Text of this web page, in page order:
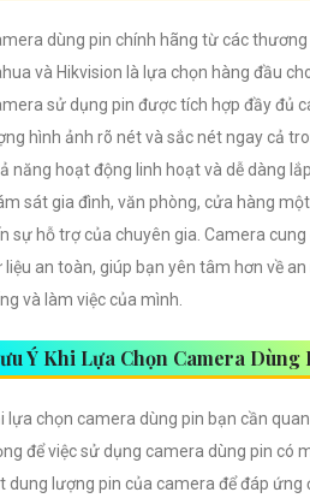
dùng pin chính hãng từ các
và Hikvision là lựa chọn hàng đầu
sử dụng pin được tích hợp đầy đủ
hình ảnh rõ nét và sắc nét ngay cả
năng hoạt động linh hoạt và dễ dàng
sát gia đình, văn phòng, cửa hàng
sự hỗ trợ của chuyên gia. Camera
liệu an toàn, giúp bạn yên tâm hơn về
và làm việc của mình.
Ý Khi Lựa Chọn Camera Dùng
lựa chọn camera dùng pin bạn cần
để việc sử dụng camera dùng pin có
dung lượng pin của camera để đáp ứng